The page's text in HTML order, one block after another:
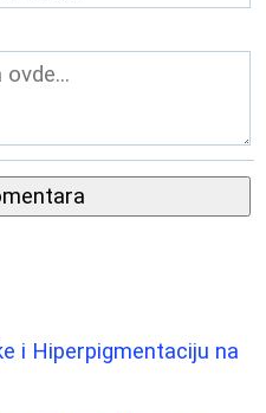
i Hiperpigmentaciju na